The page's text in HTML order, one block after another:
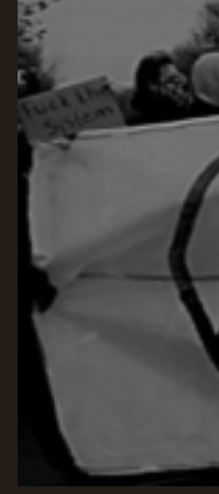
GROEPEN
ANARCHISTISCHE
ANARCHISTISCH
ANARCHISTISCH
VB AMSTERDAM
VRIJ COLLECTIEF
LEUVENSE
VB BELGIË
VB UTRECHT